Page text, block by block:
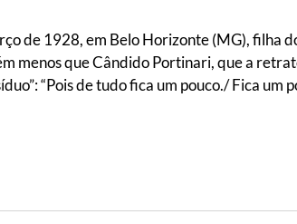
de 1928, em Belo Horizonte (MG), filha
menos que Cândido Portinari, que a
“Pois de tudo fica um pouco./ Fica um